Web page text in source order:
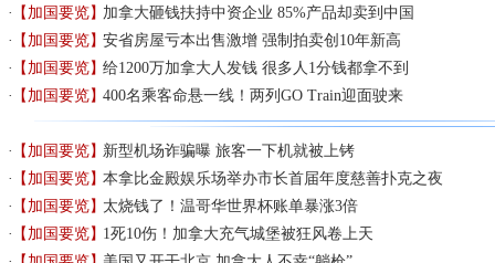
【加国要览】加拿大砸钱扶持中资企业 85%产品却卖到中国
【加国要览】安省房屋亏本出售激增 强制拍卖创10年新高
【加国要览】给1200万加拿大人发钱 很多人1分钱都拿不到
【加国要览】400名乘客命悬一线！两列GO Train迎面驶来
【加国要览】新型机场诈骗曝 旅客一下机就被上铐
【加国要览】本拿比金殿娱乐场举办市长首届年度慈善扑克之夜
【加国要览】太烧钱了！温哥华世界杯账单暴涨3倍
【加国要览】1死10伤！加拿大充气城堡被狂风卷上天